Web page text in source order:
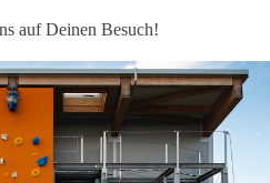
auf Deinen Besuch!